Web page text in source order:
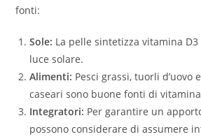
fonti:
Sole: La pelle sintetizza vitamina
luce solare.
Alimenti: Pesci grassi, tuorli
caseari sono buone fonti di
Integratori: Per garantire un
possono considerare di assumere